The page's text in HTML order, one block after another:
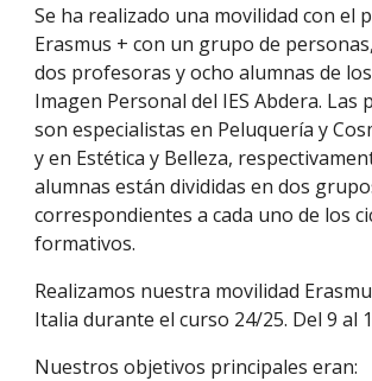
Se ha realizado una movilidad con el
Erasmus + con un grupo de
dos profesoras y ocho alumnas de
Imagen Personal del IES Abdera. Las
son especialistas en Peluquería y
y en Estética y Belleza,
alumnas están divididas en dos
correspondientes a cada uno de los
formativos.
Realizamos nuestra movilidad
Italia durante el curso 24/25. Del 9 al
Nuestros objetivos principales eran: